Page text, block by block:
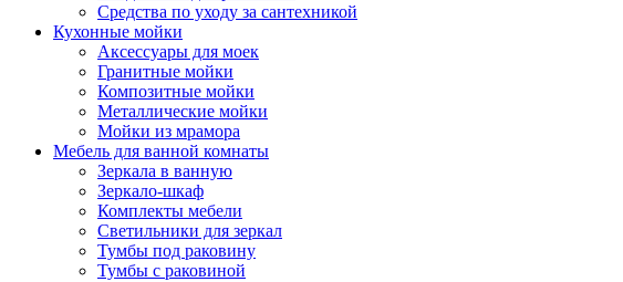
Средства по уходу за сантехникой
Кухонные мойки
Аксессуары для моек
Гранитные мойки
Композитные мойки
Металлические мойки
Мойки из мрамора
Мебель для ванной комнаты
Зеркала в ванную
Зеркало-шкаф
Комплекты мебели
Светильники для зеркал
Тумбы под раковину
Тумбы с раковиной